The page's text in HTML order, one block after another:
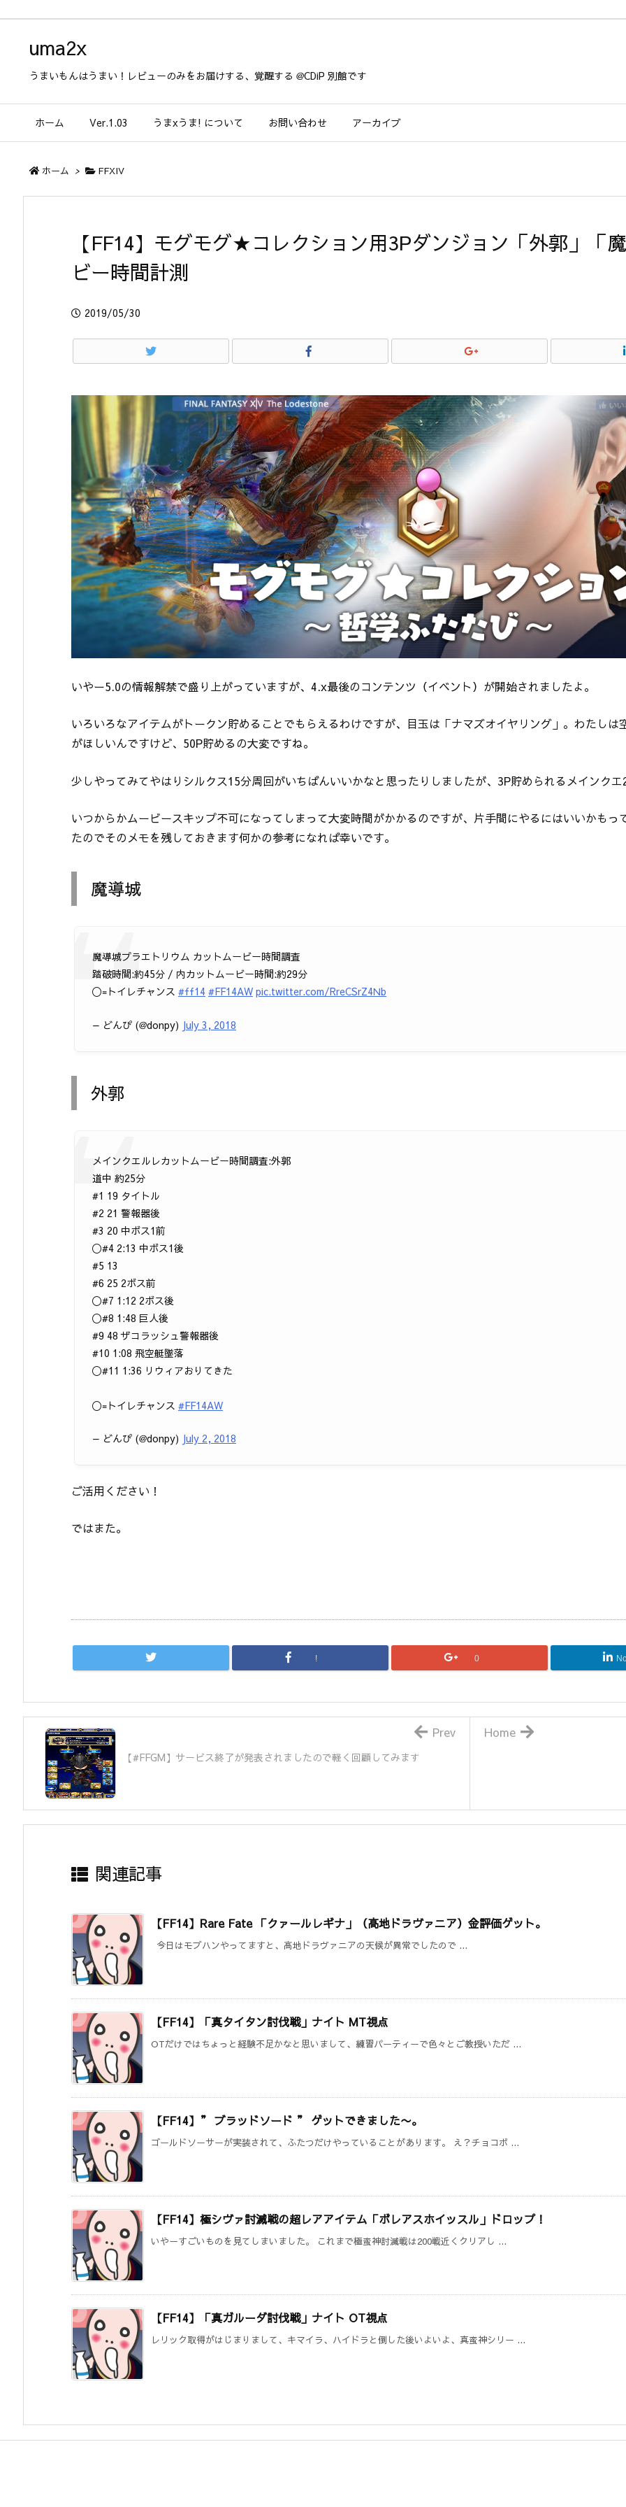
uma2x
うまいもんはうまい！レビューのみをお届けする、覚醒する @CDiP 別館です
ホーム Ver.1.03 うまxうま! について お問い合わせ アーカイブ
ホーム > FFXIV
【FF14】モグモグ★コレクション用3Pダンジョン「外郭」「
ビー時間計測
2019/05/30
いやー5.0の情報解禁で盛り上がっていますが、4.x最後のコンテンツ（イベント）が開始されましたよ。
いろいろなアイテムがトークン貯めることでもらえるわけですが、目玉は「ナマズオイヤリング」。わたし
がほしいんですけど、50P貯めるの大変ですね。
少しやってみてやはりシルクス15分周回がいちばんいいかなと思ったりしましたが、3P貯められるメインクエ2
いつからかムービースキップ不可になってしまって大変時間がかかるのですが、片手間にやるにはいいかも
たのでそのメモを残しておきます何かの参考になれば幸いです。
魔導城
魔導城プラエトリウム カットムービー時間調査
踏破時間:約45分 / 内カットムービー時間:約29分
〇=トイレチャンス #ff14 #FF14AW pic.twitter.com/RreCSrZ4Nb
— どんぴ (@donpy) July 3, 2018
外郭
メインクエルレカットムービー時間調査:外郭
道中 約25分
#1 19 タイトル
#2 21 警報器後
#3 20 中ボス1前
〇#4 2:13 中ボス1後
#5 13
#6 25 2ボス前
〇#7 1:12 2ボス後
〇#8 1:48 巨人後
#9 48 ザコラッシュ警報器後
#10 1:08 飛空艇墜落
〇#11 1:36 リウィアおりてきた
〇=トイレチャンス #FF14AW
— どんぴ (@donpy) July 2, 2018
ご活用ください！
ではまた。
! 0
Home
【#FFGM】サービス終了が発表されましたので軽く回顧してみます
Prev
関連記事
【FF14】Rare Fate 「クァールレギナ」（高地ドラヴァニア）金評価ゲット。
今日はモブハンやってますと、高地ドラヴァニアの天候が異常でしたので ...
【FF14】「真タイタン討伐戦」ナイト MT視点
OTだけではちょっと経験不足かなと思いまして、練習パーティーで色々とご教授いただ ...
【FF14】” ブラッドソード ” ゲットできました〜。
ゴールドソーサーが実装されて、ふたつだけやっていることがあります。 え？チョコボ ...
【FF14】極シヴァ討滅戦の超レアアイテム「ボレアスホイッスル」ドロップ！
いやーすごいものを見てしまいました。 これまで極蛮神討滅戦は200戦近くクリアし ...
【FF14】「真ガルーダ討伐戦」ナイト OT視点
レリック取得がはじまりまして、キマイラ、ハイドラと倒した後いよいよ、真蛮神シリー ...